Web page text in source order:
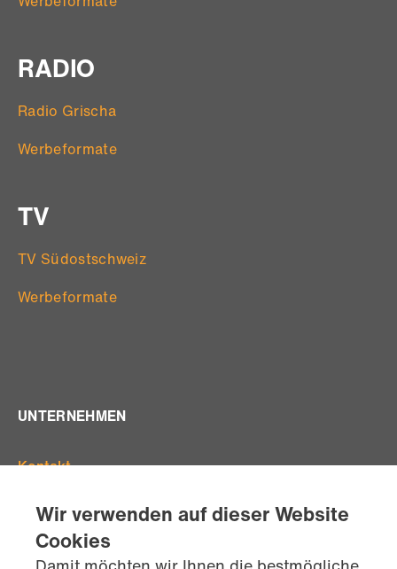
RADIO
Radio Grischa
Werbeformate
TV
TV Südostschweiz
Werbeformate
UNTERNEHMEN
Kontakt
Standorte
Team
Wir verwenden auf dieser Website
Cookies